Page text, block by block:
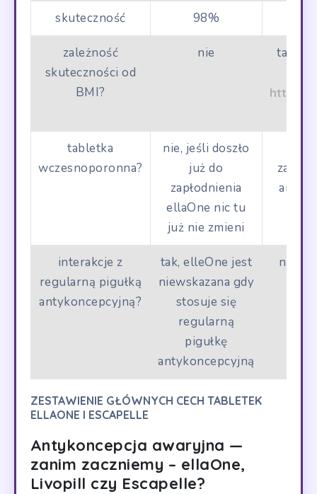
skuteczność 98%
zależność
skuteczności od
BMI?
nie
tak,
https://
tabletka
wczesnoporonna?
nie, jeśli doszło
już do
zapłodnienia
ellaOne nic tu
już nie zmieni
ani
interakcje z
regularną pigułką
antykoncepcyjną?
tak, elleOne jest
niewskazana gdy
stosuje się
regularną
pigułkę
antykoncepcyjną
nie,
ZESTAWIENIE GŁÓWNYCH CECH TABLETEK
ELLAONE I ESCAPELLE
Antykoncepcja awaryjna —
zanim zaczniemy – ellaOne,
Livopill czy Escapelle?